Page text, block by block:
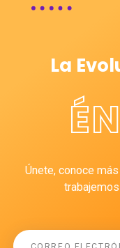
La
Únete, conoce